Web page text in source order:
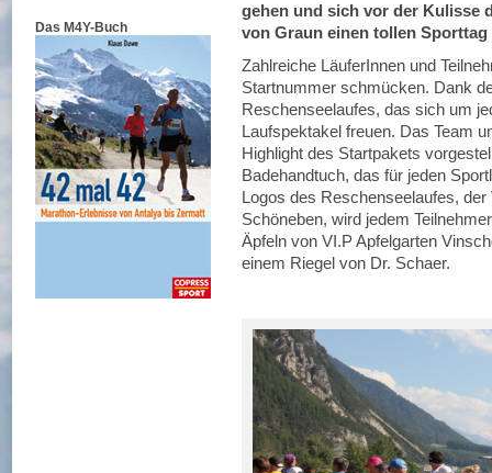
Das M4Y-Buch
gehen und sich vor der Kulisse
von Graun einen tollen Sporttag
Zahlreiche LäuferInnen und
Startnummer schmücken. Dank
Reschenseelaufes, das sich um
Laufspektakel freuen. Das Team
Highlight des Startpakets
Badehandtuch, das für jeden
Logos des Reschenseelaufes,
Schöneben, wird jedem
Äpfeln von VI.P Apfelgarten
einem Riegel von Dr. Schaer.